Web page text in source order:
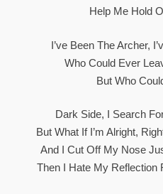
Help Me Hold
I’ve Been The Archer,
Who Could Ever
But Who
Dark Side, I Search
But What If I’m Alright,
And I Cut Off My Nose
Then I Hate My Reflection